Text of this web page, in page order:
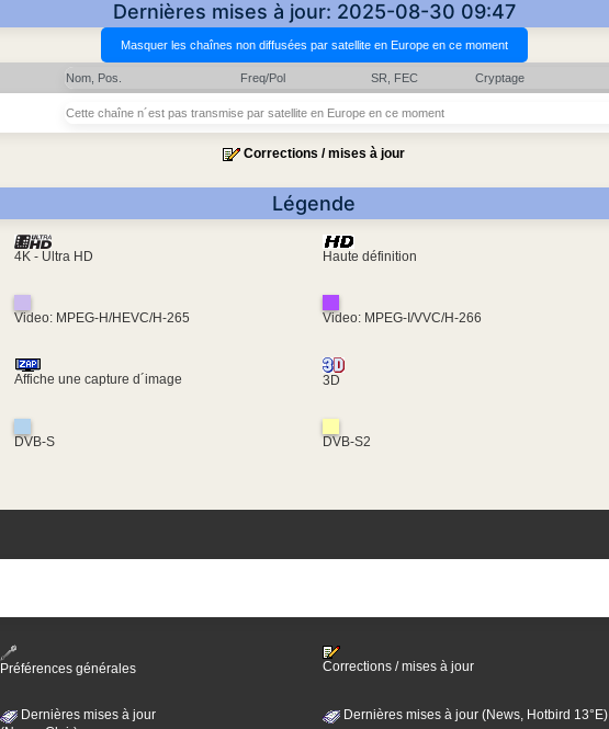
Dernières mises à jour: 2025-08-30 09:47
Nom, Pos. Freq/Pol SR, FEC Cryptage
Cette chaîne n´est pas transmise par satellite en Europe en ce moment
Corrections / mises à jour
Légende
4K - Ultra HD Haute définition
Video: MPEG-H/HEVC/H-265 Video: MPEG-I/VVC/H-266
Affiche une capture d´image 3D
DVB-S DVB-S2
Préférences générales
Corrections / mises à jour
Dernières mises à jour
Dernières mises à jour (News, Hotbird 13°E)